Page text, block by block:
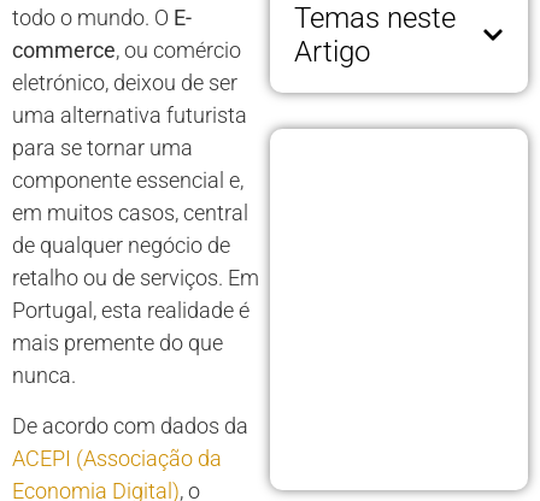
todo o mundo. O E-
commerce, ou comércio
eletrónico, deixou de ser
uma alternativa futurista
para se tornar uma
componente essencial e,
em muitos casos, central
de qualquer negócio de
retalho ou de serviços. Em
Portugal, esta realidade é
mais premente do que
nunca.
De acordo com dados da
ACEPI (Associação da
Economia Digital), o
Temas neste
Artigo